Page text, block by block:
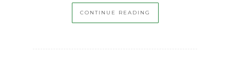
CONTINUE READING